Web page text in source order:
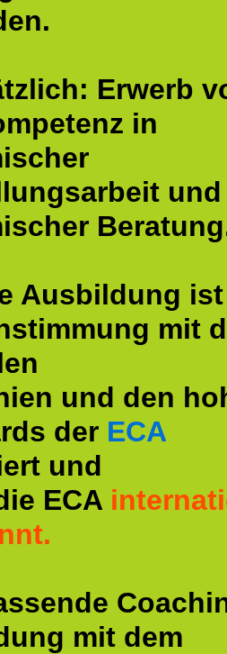
Erwerb
in
und
Ausbildung
mit
und den
der ECA
und
ECA
mit dem